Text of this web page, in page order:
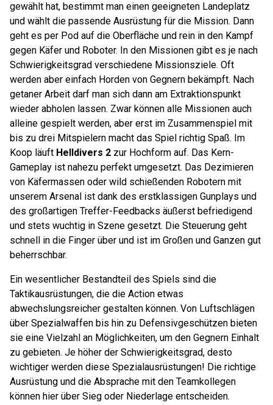
gewählt hat, bestimmt man einen geeigneten Landeplatz
und wählt die passende Ausrüstung für die Mission. Dann
geht es per Pod auf die Oberfläche und rein in den Kampf
gegen Käfer und Roboter. In den Missionen gibt es je nach
Schwierigkeitsgrad verschiedene Missionsziele. Oft
werden aber einfach Horden von Gegnern bekämpft. Nach
getaner Arbeit darf man sich dann am Extraktionspunkt
wieder abholen lassen. Zwar können alle Missionen auch
alleine gespielt werden, aber erst im Zusammenspiel mit
bis zu drei Mitspielern macht das Spiel richtig Spaß. Im
Koop läuft Helldivers 2 zur Hochform auf. Das Kern-
Gameplay ist nahezu perfekt umgesetzt. Das Dezimieren
von Käfermassen oder wild schießenden Robotern mit
unserem Arsenal ist dank des erstklassigen Gunplays und
des großartigen Treffer-Feedbacks äußerst befriedigend
und stets wuchtig in Szene gesetzt. Die Steuerung geht
schnell in die Finger über und ist im Großen und Ganzen gut
beherrschbar.
Ein wesentlicher Bestandteil des Spiels sind die
Taktikausrüstungen, die die Action etwas
abwechslungsreicher gestalten können. Von Luftschlägen
über Spezialwaffen bis hin zu Defensivgeschützen bieten
sie eine Vielzahl an Möglichkeiten, um den Gegnern Einhalt
zu gebieten. Je höher der Schwierigkeitsgrad, desto
wichtiger werden diese Spezialausrüstungen! Die richtige
Ausrüstung und die Absprache mit den Teamkollegen
können hier über Sieg oder Niederlage entscheiden.